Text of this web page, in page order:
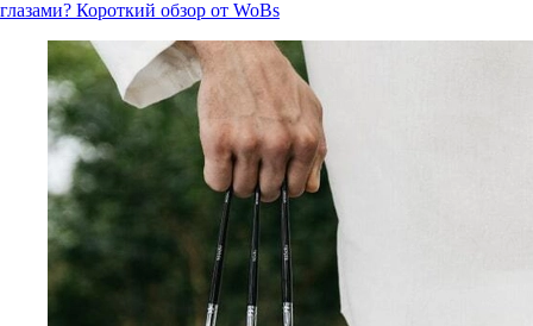
глазами? Короткий обзор от WoBs